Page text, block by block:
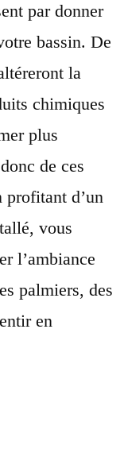
par donner
bassin. De
la
chimiques
plus
de ces
profitant d’un
vous
l’ambiance
palmiers, des
en